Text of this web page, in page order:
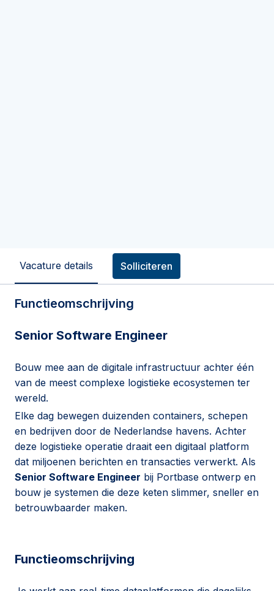
Vacature details Solliciteren
Functieomschrijving
Senior Software Engineer
Bouw mee aan de digitale infrastructuur achter één
van de meest complexe logistieke ecosystemen ter
wereld.
Elke dag bewegen duizenden containers, schepen
en bedrijven door de Nederlandse havens. Achter
deze logistieke operatie draait een digitaal platform
dat miljoenen berichten en transacties verwerkt. Als
Senior Software Engineer bij Portbase ontwerp en
bouw je systemen die deze keten slimmer, sneller en
betrouwbaarder maken.
Functieomschrijving